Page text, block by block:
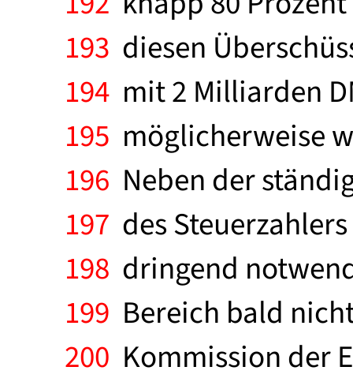
193 diesen
194 mit 2 Milliarden
195 möglicherweise
196 Neben der
197 des
198 dringend
199 Bereich bald
200 Kommission der